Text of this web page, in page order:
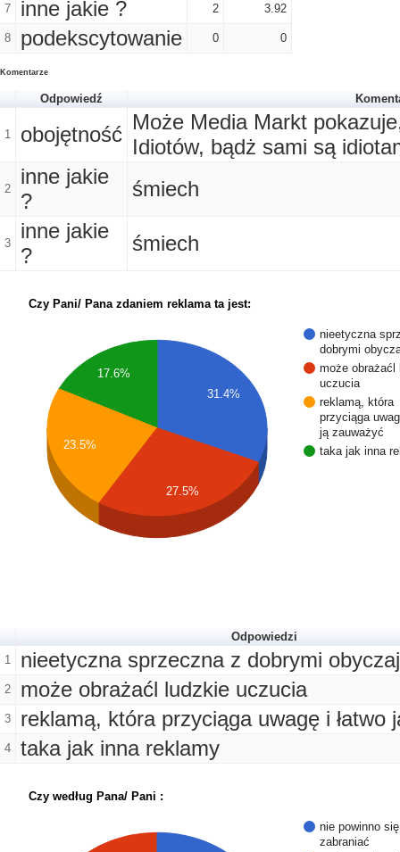
7 inne jakie ? 2 3.92
8 podekscytowanie 0 0
Komentarze
Odpowiedź
1 obojętność
Może Media Markt
Idiotów, bądż sami są
2
inne jakie
?
śmiech
3
inne jakie
?
śmiech
Czy Pani/ Pana zdaniem reklama ta jest:
nieetyczna
dobrymi
może obrażaćl
uczucia
reklamą, która
przyciąga
ją zauważyć
taka jak inna
31.4%
17.6%
23.5%
27.5%
Odpowiedzi
1
nieetyczna sprzeczna z dobrymi
2 może obrażaćl ludzkie uczucia
3 reklamą, która przyciąga uwagę i łatwo
4 taka jak inna reklamy
Czy według Pana/ Pani :
nie powinno
zabraniać